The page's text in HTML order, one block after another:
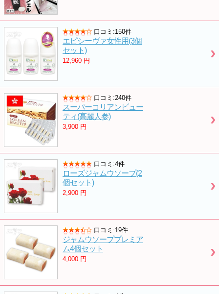
口コミ:150件
エピシーヴァ女性用(3個
セット)
12,960 円
口コミ:240件
スーパーコリアンビュー
ティ(高麗人参)
3,900 円
口コミ:4件
ローズジャムウソープ(2
個セット)
2,900 円
口コミ:19件
ジャムウソーププレミア
ム4個セット
4,000 円